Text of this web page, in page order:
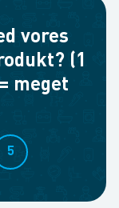
vores
(1
meget
5